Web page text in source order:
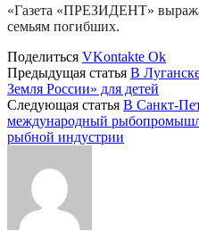
«Газета «ПРЕЗИДЕНТ»
семьям погибших.
Поделиться VKontakte Ok
Предыдущая статья В
Земля России» для детей
Следующая статья В Санкт-
международный
рыбной индустрии